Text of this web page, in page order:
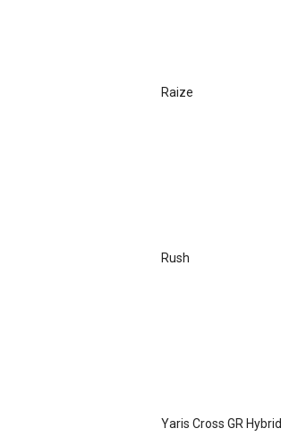
Raize
Rush
Yaris Cross GR Hybrid